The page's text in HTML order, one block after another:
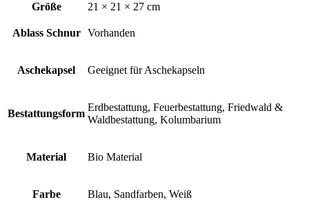
Größe
21 × 21 × 27 cm
Ablass Schnur Vorhanden
Aschekapsel Geeignet für Aschekapseln
Bestattungsform
Erdbestattung, Feuerbestattung, Friedwald &
Waldbestattung, Kolumbarium
Material Bio Material
Farbe Blau, Sandfarben, Weiß